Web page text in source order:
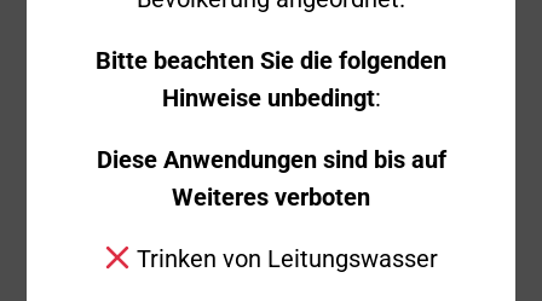
Einsatzort
Schloss Donzdorf
Ausgerückte Fahrzeuge
23/12
Ausgerückte
Einsatzkräfte
Bitte beachten Sie die folgenden
Hinweise unbedingt:
Diese Anwendungen sind bis auf
Weiteres verboten
Trinken von Leitungswasser